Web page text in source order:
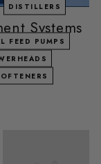
DISTILLERS
FEED PUMPS
Systems